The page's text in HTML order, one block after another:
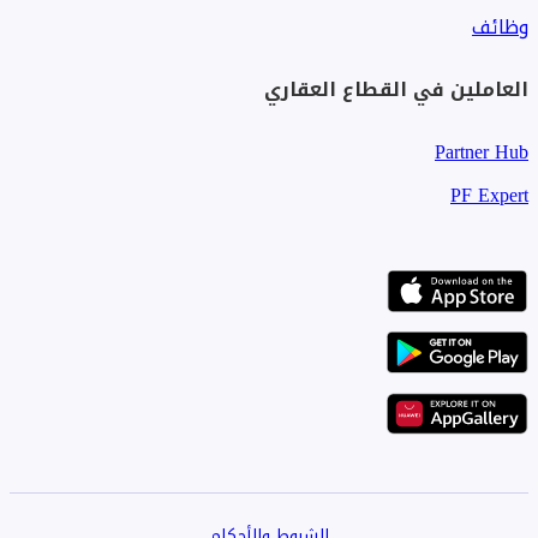
وظائف
العاملين في القطاع العقاري
Partner Hub
PF Expert